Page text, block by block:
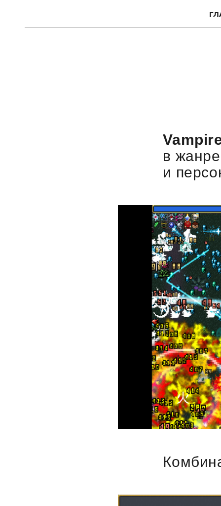
в
и